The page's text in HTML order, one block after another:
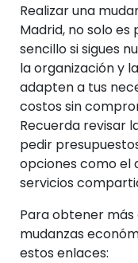
Realizar una
Madrid, no solo es
sencillo si sigues
la organización y
adapten a tus
costos sin
Recuerda revisar
pedir
opciones como el
servicios
Para obtener
mudanzas
estos enlaces: